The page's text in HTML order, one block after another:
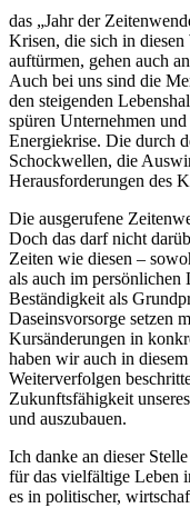
das „Jahr der
Krisen, die sich in
auftürmen, gehen auch
Auch bei uns sind die
den steigenden
spüren Unternehmen
Energiekrise. Die durch
Schockwellen, die
Herausforderungen des
Die ausgerufene
Doch das darf nicht
Zeiten wie diesen –
als auch im
Beständigkeit als
Daseinsvorsorge setzen
Kursänderungen in
haben wir auch in
Weiterverfolgen
Zukunftsfähigkeit
und auszubauen.
Ich danke an dieser
für das vielfältige Leben
es in politischer,